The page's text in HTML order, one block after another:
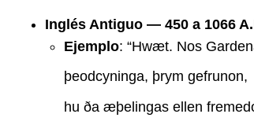
Inglés Antiguo — 450 a 1066
Ejemplo: “Hwæt. Nos
þeodcyninga, þrym gefrunon,
hu ða æþelingas ellen